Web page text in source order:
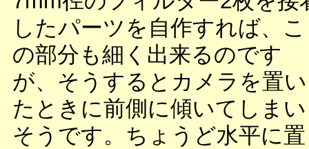
したパーツを自作すれば、こ
の部分も細く出来るのです
が、そうするとカメラを置い
たときに前側に傾いてしまい
そうです。ちょうど水平に置